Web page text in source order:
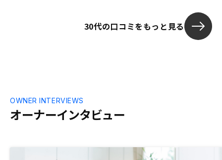
30代の口コミをもっと見る
オーナーインタビュー
OWNER INTERVIEWS